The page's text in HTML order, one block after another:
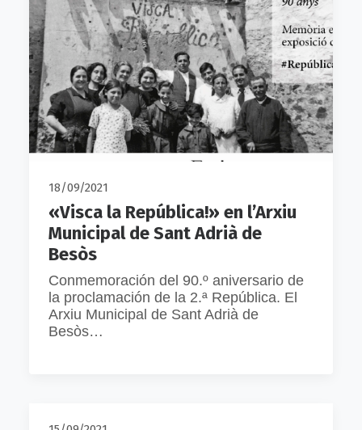
18/09/2021
«Visca la República!» en l’Arxiu
Municipal de Sant Adrià de
Besòs
Conmemoración del 90.º aniversario de
la proclamación de la 2.ª República. El
Arxiu Municipal de Sant Adrià de
Besòs…